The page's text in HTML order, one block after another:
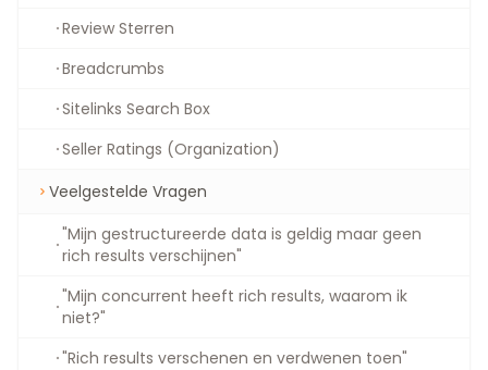
Review Sterren
Breadcrumbs
Sitelinks Search Box
Seller Ratings (Organization)
Veelgestelde Vragen
"Mijn gestructureerde data is geldig maar geen
rich results verschijnen"
"Mijn concurrent heeft rich results, waarom ik
niet?"
"Rich results verschenen en verdwenen toen"